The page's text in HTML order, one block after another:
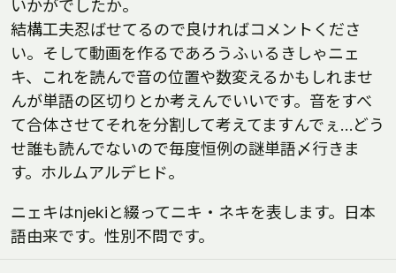
いかがでしたか。
結構工夫忍ばせてるので良ければコメントくださ
い。そして動画を作るであろうふぃるきしゃニェ
キ、これを読んで音の位置や数変えるかもしれませ
んが単語の区切りとか考えんでいいです。音をすべ
て合体させてそれを分割して考えてますんでぇ…どう
せ誰も読んでないので毎度恒例の謎単語〆行きま
す。ホルムアルデヒド。
ニェキはnjekiと綴ってニキ・ネキを表します。日本
語由来です。性別不問です。